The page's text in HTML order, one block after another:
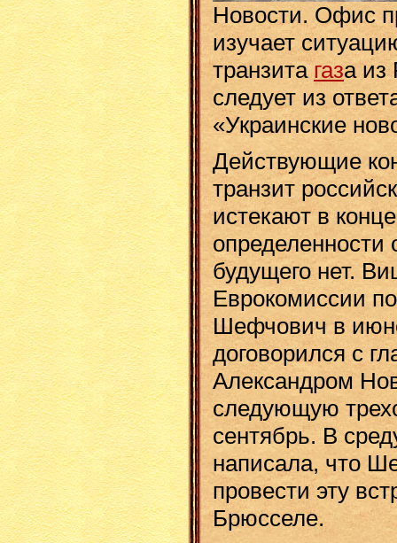
Новости. Офис
изучает
транзитагаза из
следует из
«Украинские
Действующие
транзит
истекают в
определенности
будущего нет.
Еврокомиссии
Шефчович в
договорился с
Александром
следующую
сентябрь. В
написала, что
провести эту
Брюсселе.